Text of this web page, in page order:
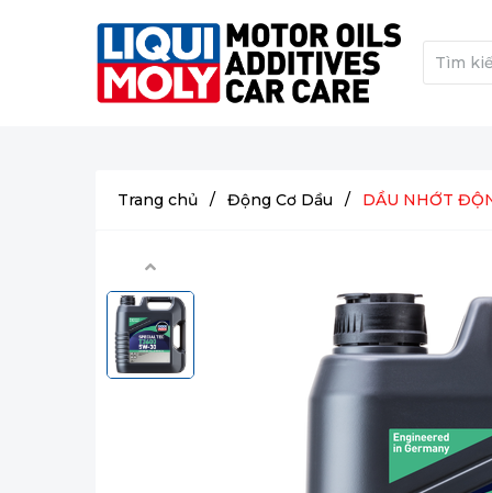
Trang chủ / Động Cơ Dầu / DẦU NHỚT